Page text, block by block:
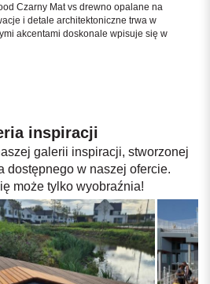
Czarny Mat vs drewno opalane na
i detale architektoniczne trwa w
akcentami doskonale wpisuje się w
inspiracji
galerii inspiracji, stworzonej
dostępnego w naszej ofercie.
może tylko wyobraźnia!